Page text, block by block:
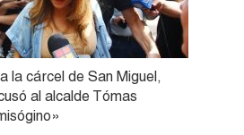
la cárcel de San Miguel,
al alcalde Tómas